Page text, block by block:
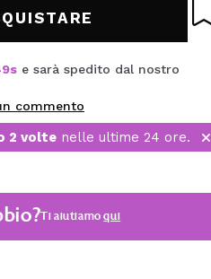
s e sarà spedito dal nostro
commento
2 volte nelle ultime 24 ore.
Ti aiutiamoqui